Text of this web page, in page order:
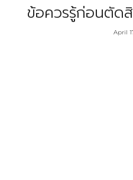
ข้อควรรู้ก่อนตัด
April